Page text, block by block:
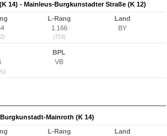
14) - Mainleus-Burgkunstadter Straße (K 12)
L-Rang
1.166
(753)
Land
BY
BPL
VB
Mainroth (K 14)
L-Rang
Land